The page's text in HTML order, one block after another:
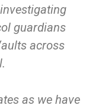
guardians
across
as we have